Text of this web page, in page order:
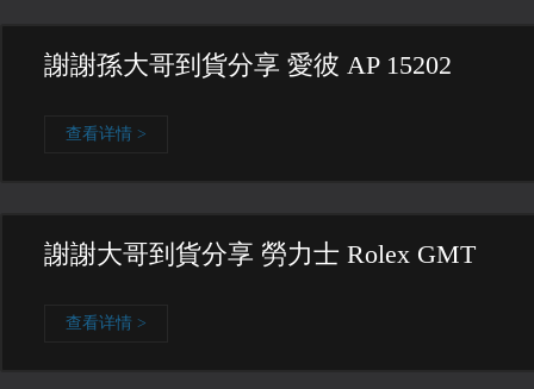
謝謝孫大哥到貨分享 愛彼 AP 15202
查看详情 >
謝謝大哥到貨分享 勞力士 Rolex GMT
查看详情 >